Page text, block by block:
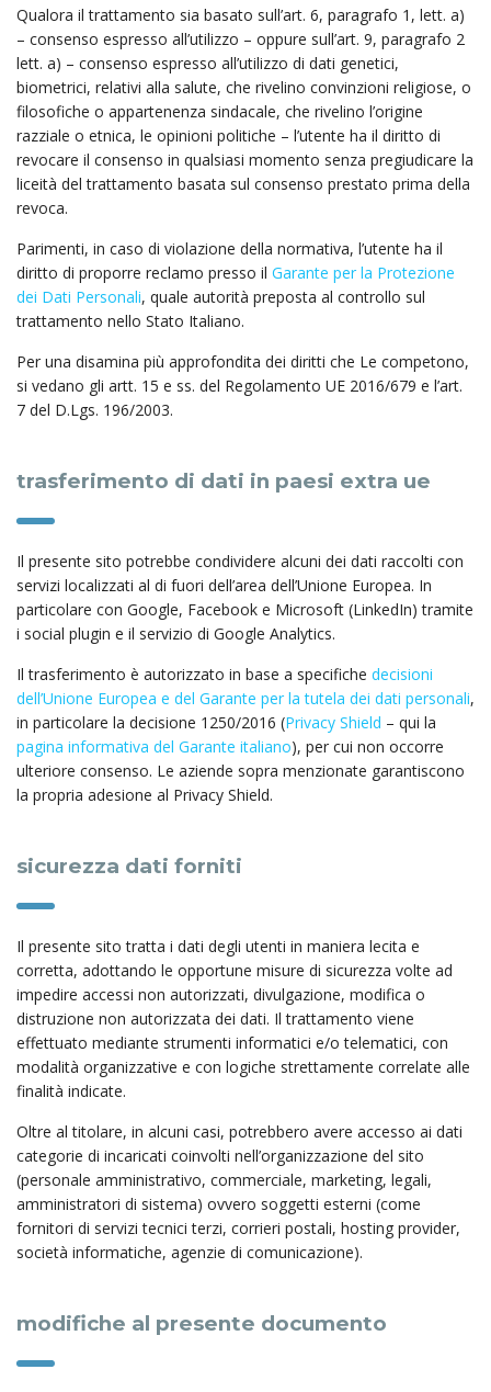
Qualora il trattamento sia basato sull’art. 6, paragrafo 1, lett. a)
– consenso espresso all’utilizzo – oppure sull’art. 9, paragrafo 2
lett. a) – consenso espresso all’utilizzo di dati genetici,
biometrici, relativi alla salute, che rivelino convinzioni religiose, o
filosofiche o appartenenza sindacale, che rivelino l’origine
razziale o etnica, le opinioni politiche – l’utente ha il diritto di
revocare il consenso in qualsiasi momento senza pregiudicare la
liceità del trattamento basata sul consenso prestato prima della
revoca.
Parimenti, in caso di violazione della normativa, l’utente ha il
diritto di proporre reclamo presso il Garante per la Protezione
dei Dati Personali, quale autorità preposta al controllo sul
trattamento nello Stato Italiano.
Per una disamina più approfondita dei diritti che Le competono,
si vedano gli artt. 15 e ss. del Regolamento UE 2016/679 e l’art.
7 del D.Lgs. 196/2003.
trasferimento di dati in paesi extra ue
Il presente sito potrebbe condividere alcuni dei dati raccolti con
servizi localizzati al di fuori dell’area dell’Unione Europea. In
particolare con Google, Facebook e Microsoft (LinkedIn) tramite
i social plugin e il servizio di Google Analytics.
Il trasferimento è autorizzato in base a specifiche decisioni
dell’Unione Europea e del Garante per la tutela dei dati personali,
in particolare la decisione 1250/2016 (Privacy Shield – qui la
pagina informativa del Garante italiano), per cui non occorre
ulteriore consenso. Le aziende sopra menzionate garantiscono
la propria adesione al Privacy Shield.
sicurezza dati forniti
Il presente sito tratta i dati degli utenti in maniera lecita e
corretta, adottando le opportune misure di sicurezza volte ad
impedire accessi non autorizzati, divulgazione, modifica o
distruzione non autorizzata dei dati. Il trattamento viene
effettuato mediante strumenti informatici e/o telematici, con
modalità organizzative e con logiche strettamente correlate alle
finalità indicate.
Oltre al titolare, in alcuni casi, potrebbero avere accesso ai dati
categorie di incaricati coinvolti nell’organizzazione del sito
(personale amministrativo, commerciale, marketing, legali,
amministratori di sistema) ovvero soggetti esterni (come
fornitori di servizi tecnici terzi, corrieri postali, hosting provider,
società informatiche, agenzie di comunicazione).
modifiche al presente documento